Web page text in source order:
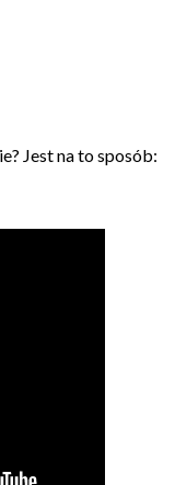
Jest na to sposób: